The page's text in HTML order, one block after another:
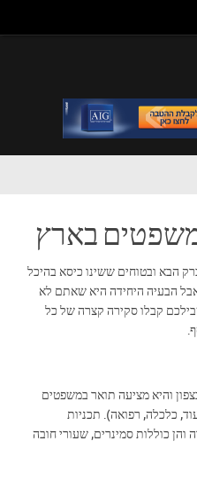
משפטים בארץ
הבא ובטוחים ששינו כיסא בהיכל
הבעיה היחידה היא שאתם לא
קבלו סקירה קצרה של כל
והיא מציעה תואר במשפטים
כלכלה, רפואה). תכניות
והן כוללות סמינרים, שעורי חובה